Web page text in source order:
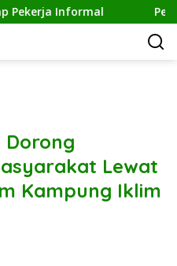
Informal
Dorong
Lewat
Kampung Iklim